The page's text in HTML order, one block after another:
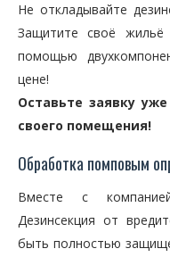
Не откладывайте
Защитите своё
помощью
цене!
Оставьте заявку
своего помещения!
Обработка помповым
Вместе с
Дезинсекция от
быть полностью